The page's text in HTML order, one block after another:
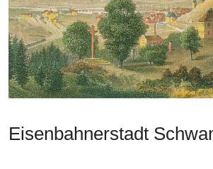
Eisenbahnerstadt